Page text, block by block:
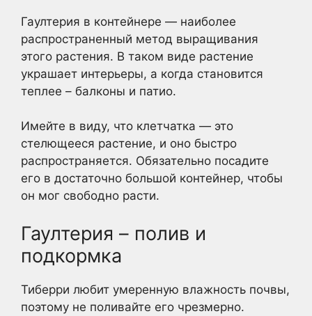
Гаултерия в контейнере — наиболее
распространенный метод выращивания
этого растения. В таком виде растение
украшает интерьеры, а когда становится
теплее – балконы и патио.
Имейте в виду, что клетчатка — это
стелющееся растение, и оно быстро
распространяется. Обязательно посадите
его в достаточно большой контейнер, чтобы
он мог свободно расти.
Гаултерия – полив и
подкормка
Тиберри любит умеренную влажность почвы,
поэтому не поливайте его чрезмерно.